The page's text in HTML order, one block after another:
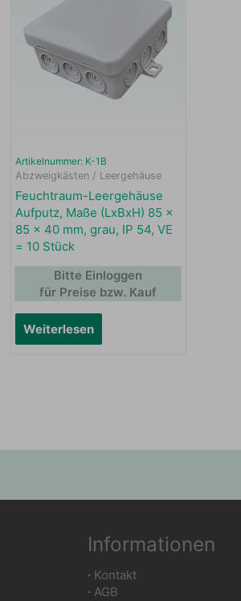
Artikelnummer: K-1B
Abzweigkästen / Leergehäuse
Feuchtraum-Leergehäuse
Aufputz, Maße (LxBxH) 85 x
85 x 40 mm, grau, IP 54, VE
= 10 Stück
Weiterlesen
Bitte Einloggen
für Preise bzw. Kauf
Informationen
∙ Kontakt
∙ AGB